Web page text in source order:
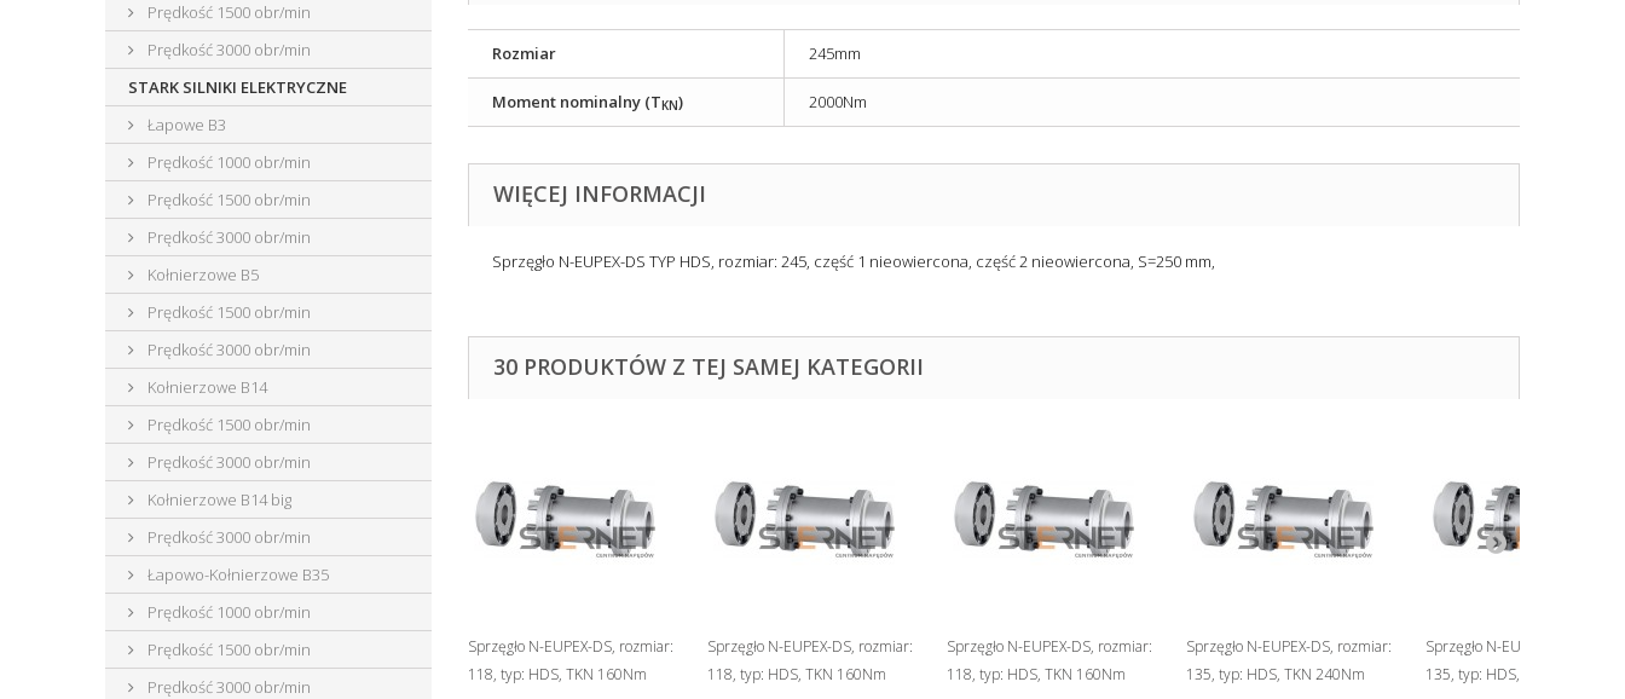
Prędkość 1500 obr/min
Prędkość 3000 obr/min
STARK SILNIKI ELEKTRYCZNE
Łapowe B3
Prędkość 1000 obr/min
Prędkość 1500 obr/min
Prędkość 3000 obr/min
Kołnierzowe B5
Prędkość 1500 obr/min
Prędkość 3000 obr/min
Kołnierzowe B14
Prędkość 1500 obr/min
Prędkość 3000 obr/min
Kołnierzowe B14 big
Prędkość 3000 obr/min
Łapowo-Kołnierzowe B35
Prędkość 1000 obr/min
Prędkość 1500 obr/min
Prędkość 3000 obr/min
Rozmiar 245mm
Moment nominalny (T KN) 2000Nm
WIĘCEJ INFORMACJI
Sprzęgło N-EUPEX-DS TYP HDS, rozmiar: 245, część 1 nieowiercona, część 2 nieowiercona, S=250 mm,
30 PRODUKTÓW Z TEJ SAMEJ KATEGORII
Sprzęgło N-EUPEX-DS, rozmiar:
118, typ: HDS, TKN 160Nm
Sprzęgło N-EUPEX-DS, rozmiar:
118, typ: HDS, TKN 160Nm
Sprzęgło N-EUPEX-DS, rozmiar:
118, typ: HDS, TKN 160Nm
Sprzęgło N-EUPEX-DS, rozmiar:
135, typ: HDS, TKN 240Nm
Sprzęgło N-EUPEX-DS,
135, typ: HDS, TKN 240Nm